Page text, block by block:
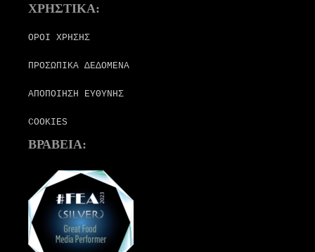
ΧΡΗΣΤΙΚΑ:
ΟΡΟΙ ΧΡΗΣΗΣ
ΠΡΟΣΩΠΙΚΑ ΔΕΔΟΜΕΝΑ
ΑΠΟΠΟΙΗΣΗ ΕΥΘΥΝΗΣ
COOKIES
ΒΡΑΒΕΙΑ: